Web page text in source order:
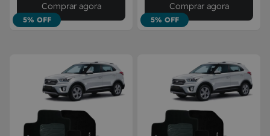
5% OFF
Comprar agora
5% OFF
Comprar agora